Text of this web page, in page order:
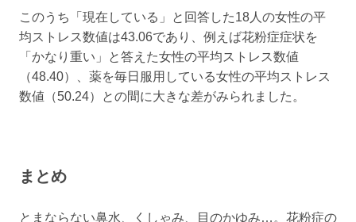
このうち「現在している」と回答した18人の女性の平
均ストレス数値は43.06であり、例えば花粉症症状を
「かなり重い」と答えた女性の平均ストレス数値
（48.40）、薬を毎日服用している女性の平均ストレス
数値（50.24）との間に大きな差がみられました。
まとめ
とまならない鼻水、くしゃみ、目のかゆみ…。花粉症の